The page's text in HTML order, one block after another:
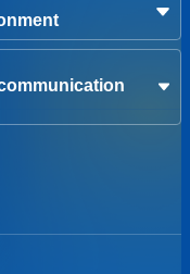
き
なります
る場合がございます